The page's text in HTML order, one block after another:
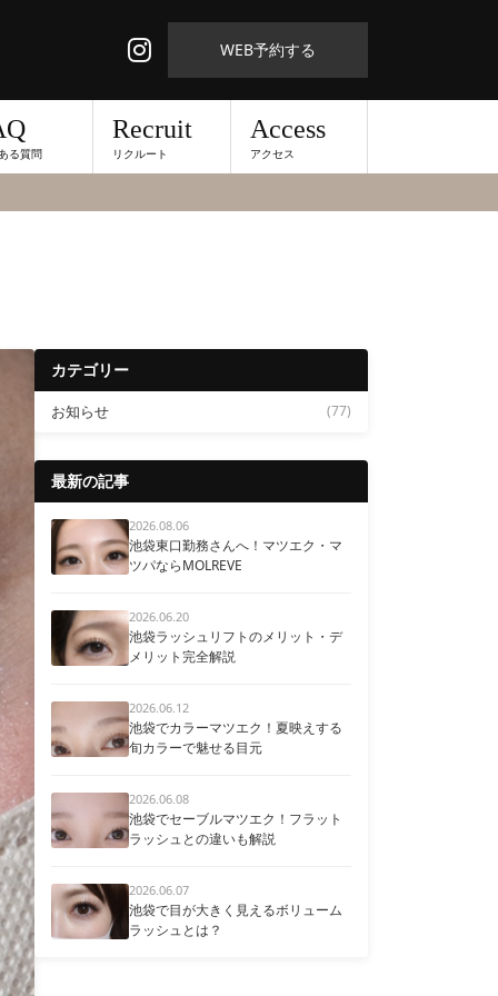
WEB予約する
る質問
Recruit
リクルート
Access
アクセス
カテゴリー
お知らせ (77)
最新の記事
2026.08.06
池袋東口勤務さんへ！マツエク・マ
ツパならMOLREVE
2026.06.20
池袋ラッシュリフトのメリット・デ
メリット完全解説
2026.06.12
池袋でカラーマツエク！夏映えする
旬カラーで魅せる目元
2026.06.08
池袋でセーブルマツエク！フラット
ラッシュとの違いも解説
2026.06.07
池袋で目が大きく見えるボリューム
ラッシュとは？